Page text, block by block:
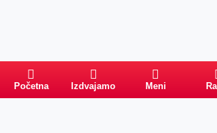
Početna Izdvajamo Meni